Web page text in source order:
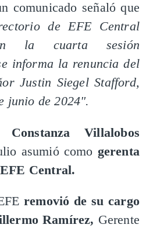
comunicado señaló que
de EFE Central
la cuarta sesión
informa la renuncia del
Justin Siegel Stafford,
junio de 2024".
Villalobos
asumió como gerenta
Central.
removió de su cargo
Ramírez, Gerente